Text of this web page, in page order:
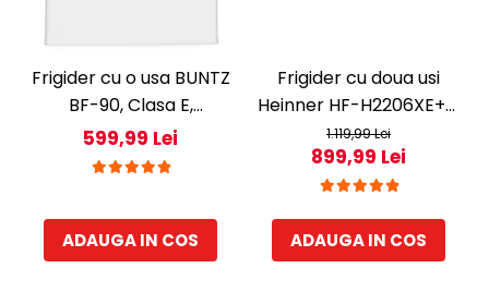
Frigider cu o usa BUNTZ
BF-90, Clasa E,
Capacitate 80L,
Iluminare interioara,
H 83 cm, Alb
599,99 Lei
ADAUGA IN COS
Frigider cu doua usi
Heinner HF-H2206XE++,
206 l, Clasa E, lumina
LED, 3 rafturi de sticla, H
143 cm, Inox
1.119,99 Lei
899,99 Lei
ADAUGA IN COS